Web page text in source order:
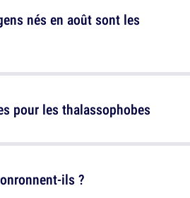
pour les thalassophobes
nés en août sont les
ils ?